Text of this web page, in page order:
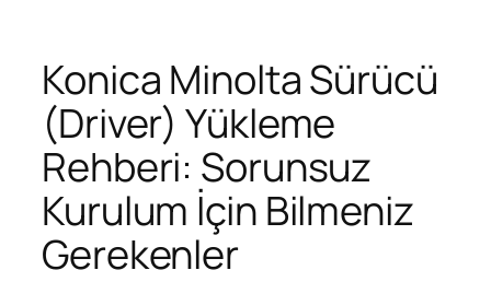
Konica Minolta Sürücü
(Driver) Yükleme
Rehberi: Sorunsuz
Kurulum İçin Bilmeniz
Gerekenler